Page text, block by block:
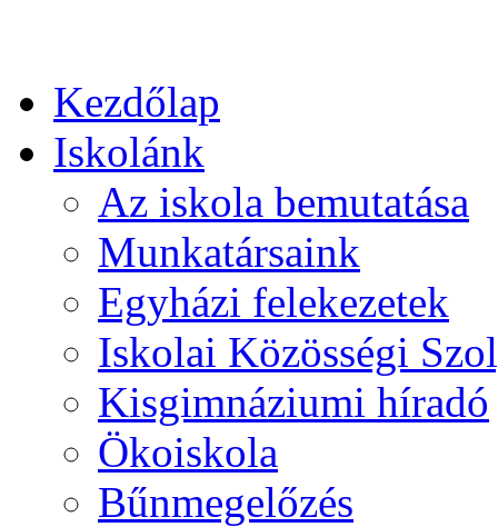
Kezdőlap
Iskolánk
Az iskola bemutatása
Munkatársaink
Egyházi felekezetek
Iskolai Közösségi
Kisgimnáziumi híradó
Ökoiskola
Bűnmegelőzés